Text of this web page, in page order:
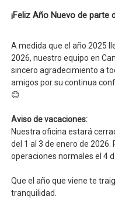
¡Feliz Año Nuevo de parte
A medida que el año 2025
2026, nuestro equipo en
sincero agradecimiento a
amigos por su continua
😊
Aviso de vacaciones:
Nuestra oficina estará
del 1 al 3 de enero de 2026.
operaciones normales el 4
Que el año que viene te
tranquilidad.